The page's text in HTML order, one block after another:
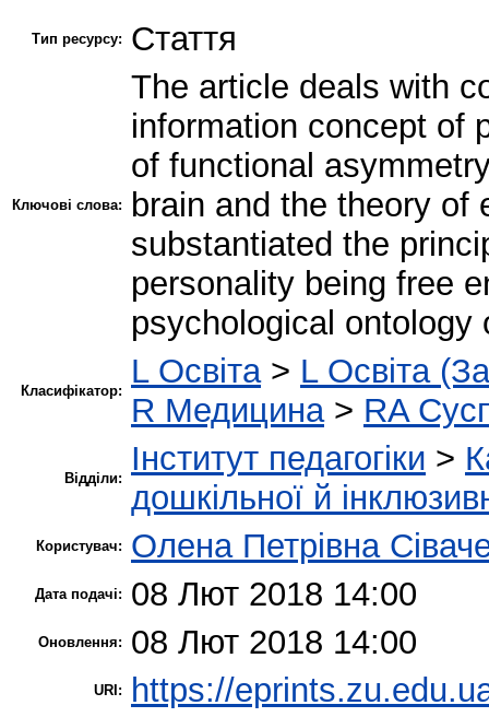
Тип ресурсу: Стаття
Ключові слова:
The article deals with
information concept of
of functional
brain and the theory of
substantiated the
personality being free
psychological
Класифікатор:
L Освіта> L Освіта
R Медицина> RA
Відділи:
Інститут педагогіки >
дошкільної й
Користувач: Олена Петрівна
Дата подачі: 08 Лют 2018 14:00
Оновлення: 08 Лют 2018 14:00
URI: https://